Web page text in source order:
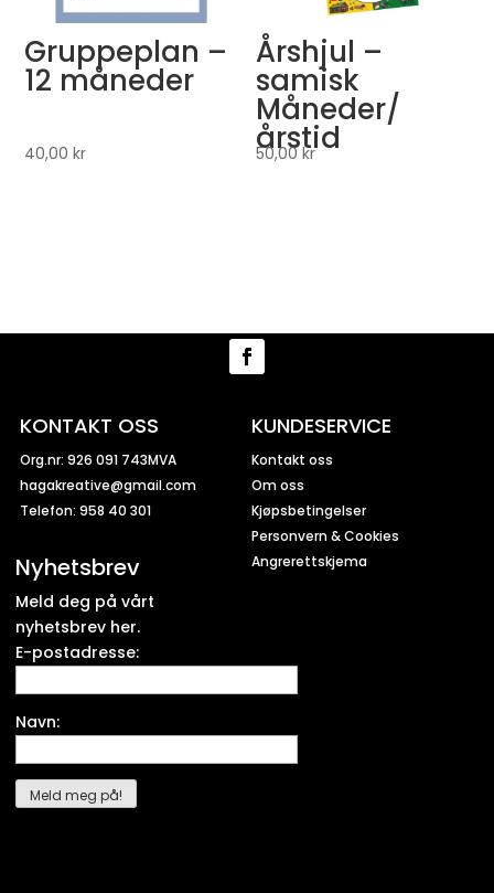
Gruppeplan –
12 måneder
40,00kr
Årshjul –
samisk
Måneder/
årstid
50,00kr
KONTAKT OSS
Org.nr: 926 091 743MVA
hagakreative@gmail.com
Telefon: 958 40 301
Nyhetsbrev
Meld deg på vårt
nyhetsbrev her.
E-postadresse:
Navn:
KUNDESERVICE
Kontakt oss
Om oss
Kjøpsbetingelser
Personvern & Cookies
Angrerettskjema